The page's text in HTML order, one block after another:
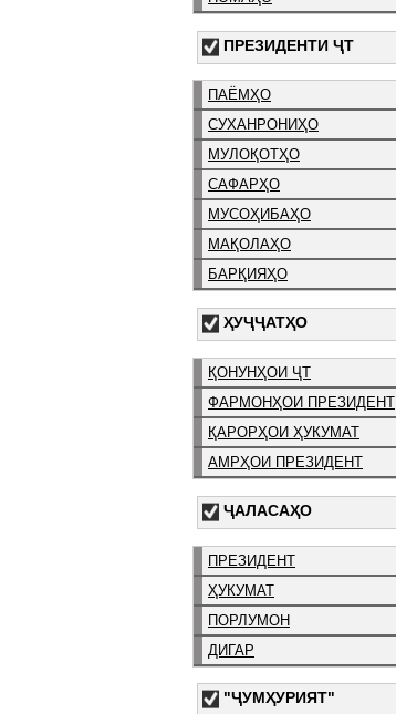
ПРЕЗИДЕНТИ ҶТ
ПАЁМҲО
СУХАНРОНИҲО
МУЛОҚОТҲО
САФАРҲО
МУСОҲИБАҲО
МАҚОЛАҲО
БАРҚИЯҲО
ҲУҶҶАТҲО
ҚОНУНҲОИ ҶТ
ФАРМОНҲОИ ПРЕЗИДЕНТ
ҚАРОРҲОИ ҲУКУМАТ
АМРҲОИ ПРЕЗИДЕНТ
ҶАЛАСАҲО
ПРЕЗИДЕНТ
ҲУКУМАТ
ПОРЛУМОН
ДИГАР
"ҶУМҲУРИЯТ"